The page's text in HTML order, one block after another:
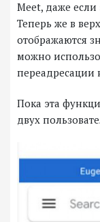
Meet, даже если
Теперь же в
отображаются
можно
переадресации
Пока эта
двух